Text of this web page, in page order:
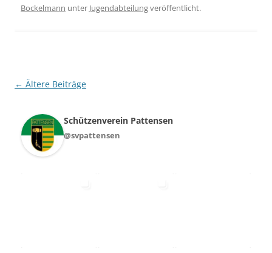
Bockelmann unter Jugendabteilungveröffentlicht.
Beitragsnavigation
← Ältere Beiträge
Schützenverein Pattensen
@svpattensen